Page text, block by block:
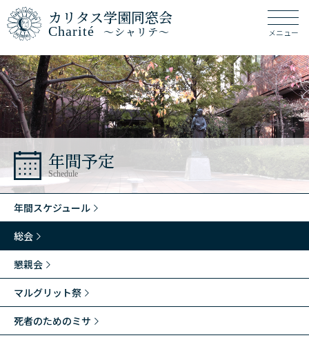
カリタス学園同窓会
Charité ～シャリテ～ メニュー
年間予定
Schedule
年間スケジュール
総会
懇親会
マルグリット祭
死者のためのミサ